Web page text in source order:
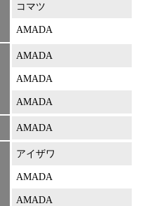
コマツ
AMADA
AMADA
AMADA
AMADA
AMADA
アイザワ
AMADA
AMADA